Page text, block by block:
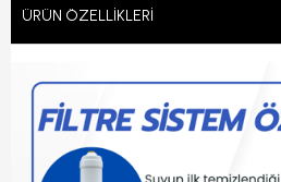
ÜRÜN ÖZELLIKLERI